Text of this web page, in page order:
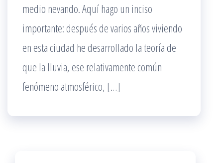
medio nevando. Aquí hago un inciso
importante: después de varios años viviendo
en esta ciudad he desarrollado la teoría de
que la lluvia, ese relativamente común
fenómeno atmosférico, […]